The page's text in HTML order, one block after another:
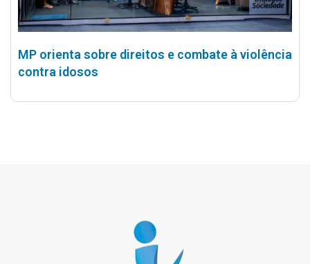
MP orienta sobre direitos e combate à violência
contra idosos